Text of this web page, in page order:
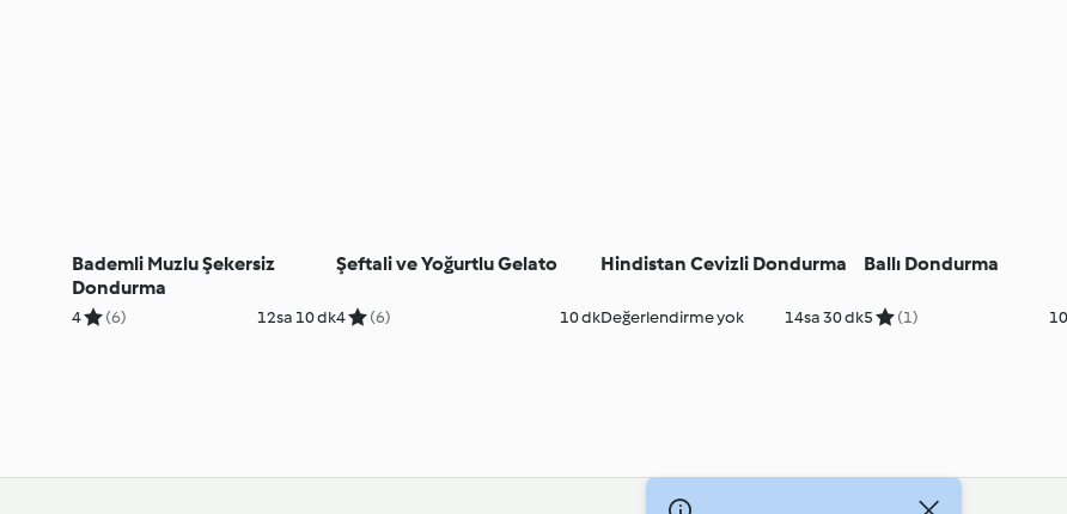
Bademli Muzlu Şekersiz
Dondurma
4 (6) 12sa 10 dk
Şeftali ve Yoğurtlu Gelato
4 (6) 10 dk
Hindistan Cevizli Dondurma
Değerlendirme yok 14sa 30 dk
Ballı Dondurma
5 (1)